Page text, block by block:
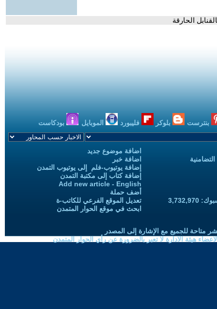
الحارقة
بنترست بلوكر فليبورد الموبايل بودكاست
اضافة موضوع جديد
اضافة خبر
إضافة يوتيوب-فلم إلى يوتيوب التمدن
إضافة كتاب إلى مكتبة التمدن
Add new article - English
أضف حملة
تعديل الموقع الفرعي للكاتب-ة
ابحث في موقع الحوار المتمدن
متاحة للجميع مع الإشارة إلى المصدر
هيئة الادارة لا تعبر بالضرورة عن رأي الحوار المتمدن